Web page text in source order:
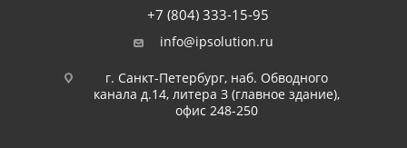
+7 (804) 333-15-95
info@ipsolution.ru
г. Санкт-Петербург, наб. Обводного
канала д.14, литера З (главное здание),
офис 248-250